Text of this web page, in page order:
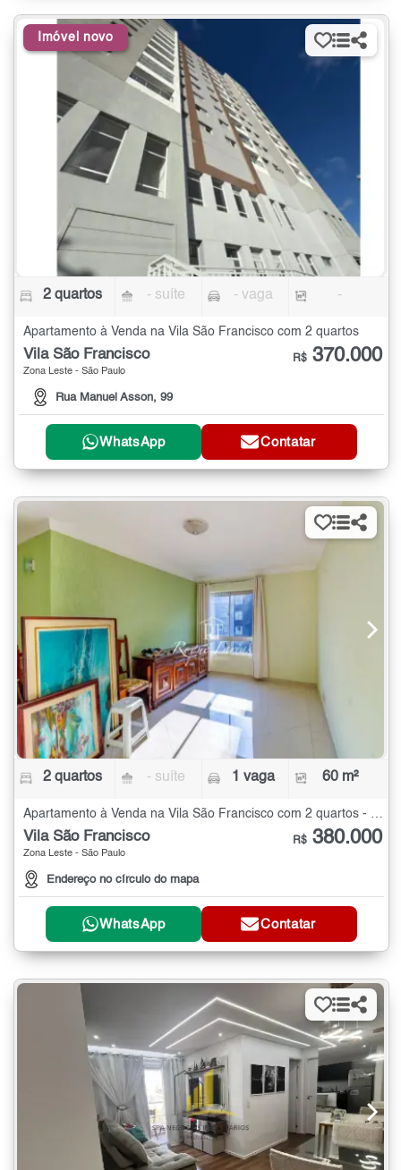
Imóvel novo
2 quartos - suíte - vaga -
Apartamento à Venda na Vila São Francisco com 2 quartos
Vila São Francisco
Zona Leste - São Paulo
Rua Manuel Asson, 99
R$ 370.000
WhatsApp Contatar
2 quartos - suíte 1 vaga 60 m²
Apartamento à Venda na Vila São Francisco com 2 quartos - 60 m²
Vila São Francisco
Zona Leste - São Paulo
Endereço no círculo do mapa
R$ 380.000
WhatsApp Contatar